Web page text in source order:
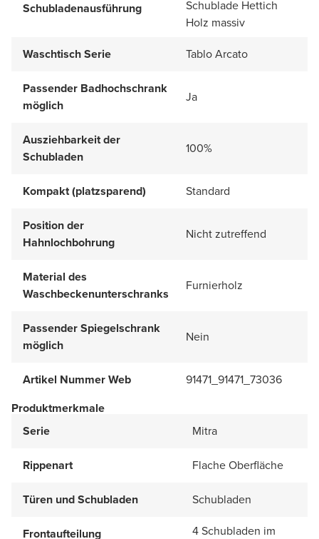
Schubladenausführung
Schublade Hettich
Holz massiv
Waschtisch Serie
Tablo Arcato
Passender Badhochschrank
möglich
Ja
Ausziehbarkeit der
Schubladen
100%
Kompakt (platzsparend) Standard
Position der
Hahnlochbohrung
Nicht zutreffend
Material des
Waschbeckenunterschranks
Furnierholz
Passender Spiegelschrank
möglich
Nein
Artikel Nummer Web
91471_91471_73036
Produktmerkmale
Serie
Mitra
Rippenart Flache Oberfläche
Türen und Schubladen Schubladen
Frontaufteilung
4 Schubladen im